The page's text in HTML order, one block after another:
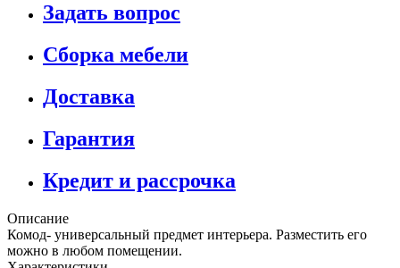
Задать вопрос
Сборка мебели
Доставка
Гарантия
Кредит и рассрочка
Описание
Комод- универсальный предмет интерьера. Разместить его
можно в любом помещении.